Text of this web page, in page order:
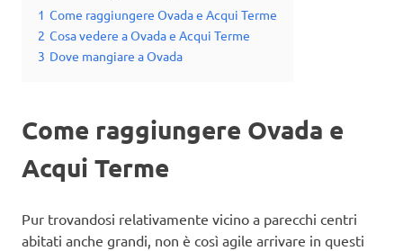
1 Come raggiungere Ovada e Acqui Terme
2 Cosa vedere a Ovada e Acqui Terme
3 Dove mangiare a Ovada
Come raggiungere Ovada e
Acqui Terme
Pur trovandosi relativamente vicino a parecchi centri
abitati anche grandi, non è così agile arrivare in questi